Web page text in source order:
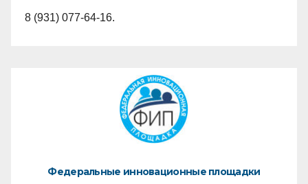
8 (931) 077-64-16.
Федеральные инновационные площадки